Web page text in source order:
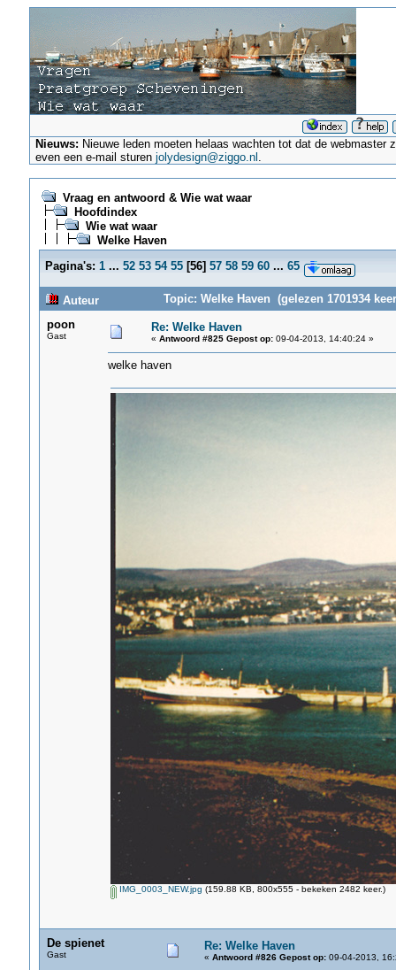
Nieuws: Nieuwe leden moeten helaas wachten tot dat de
even een e-mail sturenjolydesign@ziggo.nl .
Vraag en antwoord & Wie wat waar
Hoofdindex
Wie wat waar
Welke Haven
Pagina's: 1 ... 52 53 54 55[56] 57 58 59 60 ... 65
Auteur
Topic: Welke Haven (gelezen 1701934
poon
Gast
Re: Welke Haven
« Antwoord #825 Gepost op:09-04-2013, 14:40:24 »
welke haven
IMG_0003_NEW.jpg (159.88 KB, 800x555 - bekeken 2482 keer.)
De spienet
Gast
Re: Welke Haven
« Antwoord #826 Gepost op:09-04-2013,